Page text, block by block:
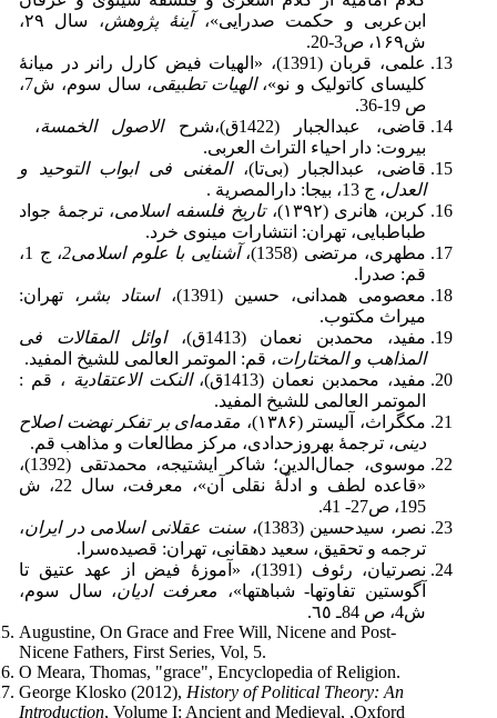
ابن‌عربی و حکمت صدرایی»،آینۀ پژوهش
، سال ۲۹،
ش۱۶۹، ص3-20.
علمی، قربان (1391)، «الهیات فیض کارل رانر در میانۀ
کلیسای کاتولیک و نو»،الهیات تطبیقی
، سال سوم، ش7،
ص 19-36.
قاضى، عبدالجبار (1422ق)،شرح
الاصول الخمسة،
بیروت: دار احیاء التراث العربی.
قاضى، عبدالجبار (بی‌تا)،المغنى فى ابواب التوحید و
العدل، ج 13، بی­جا: دارالمصریة .
کربن،‌‌‌‌‌‌‌‌‌‌‌‌‌‌‌‌‌‌‌‌‌‌‌‌‌‌‌‌‌‌‌‌‌‌‌‌‌‌‌‌‌‌‌‌‌‌‌‌‌‌‌‌‌‌‌‌‌‌‌‌ هانری (۱۳۹۲)،
تاریخ فلسفه اسلامی، ترجمۀ جواد
طباطبایی، تهران: انتشارات مینوی خرد.
مطهری، مرتضی (1358)،
آشنایی با علوم اسلامی2
، ج 1،
قم: صدرا.
معصومى همدانى، حسین (1391)،
استاد بشر ، تهران:
میراث مکتوب.
مفید، محمدبن نعمان (1413ق)،
اوائل المقالات فى
المذاهب و المختارات، قم: الموتمر العالمى للشیخ المفید.
مفید، محمدبن نعمان (1413ق)،
النکت الاعتقادیة ، قم :
الموتمر العالمى للشیخ المفید.
مک­گراث، آلیستر (۱۳۸۶)،
مقدمه‌ای بر تفکر نهضت اصلاح
دینی، ترجمۀ بهروزحدادی، مرکز مطالعات و مذاهب قم.
موسوى، جمال‌الدین؛ شاکر ایشتیجه، محمدتقی (1392)،
«قاعده لطف و ادلّۀ نقلى آن»، معرفت، سال 22، ش
195، ص27- 41.
نصر، سیدحسین (1383)،
سنت عقلانی اسلامی در ایران،
ترجمه و تحقیق، سعید دهقانی، تهران: قصیده‌سرا.
نصرتیان، رئوف (1391)، «آموزۀ فیض از عهد عتیق تا
آگوستین تفاوت­ها- شباهت­ها»، معرفت ادیان، سال سوم،
ش4، ص 84ـ ٦٥.
Augustine, On Grace and Free Will, Nicene and Post-
Nicene Fathers, First Series, Vol, 5.
O Meara, Thomas, "grace", Encyclopedia of Religion.
George Klosko (2012), History of Political Theory: An
Introduction, Volume I: Ancient and Medieval, ,Oxford